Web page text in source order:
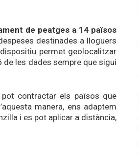
de peatges a 14 països
destinades a lloguers
permet geolocalitzar
les dades sempre que sigui
contractar els països que
manera, ens adaptem
i es pot aplicar a distància,